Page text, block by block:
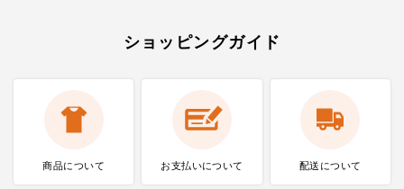
ショッピングガイド
商品について お支払いについて 配送について